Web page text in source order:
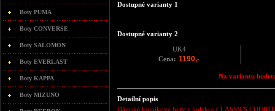
Boty PUMA
Boty CONVERSE
Boty SALOMON
Boty EVERLAST
Boty KAPPA
Boty MIZUNO
Dostupné varianty 1
Dostupné varianty 2
UK4
Cena: 1190,-
Na variantu
Detailní popis
Dámské kotníkové boty z kolekce CLASSICS